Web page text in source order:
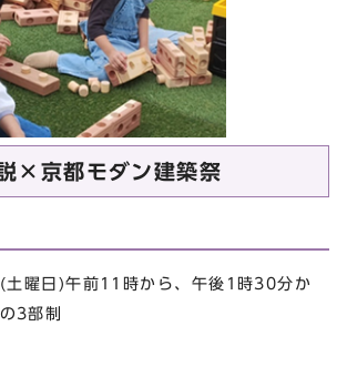
×京都モダン建築祭
曜日)午前11時から、午後1時30分か
3部制